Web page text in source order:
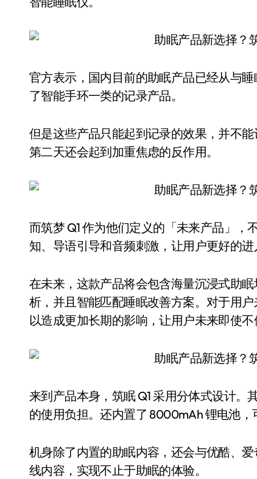
官方表示，国内目前的助眠产品已经从与
了智能手环一类的记录产品。
但是这些产品只能起到记录的效果，并不
第二天还会起到加重焦虑的反作用。
而筑梦 Q1 作为他们定义的「未来产品」
知、导语引导和音频刺激，让用户更好的进
在未来，这款产品将会包含海量沉浸式助
析，并且智能匹配睡眠改善方案。对于用
以造成更加长期的影响，让用户未来即使
来到产品本身，筑眠 Q1 采用分体式设计
的使用负担。还内置了 8000mAh 锂电池，
机身除了内置的助眠内容，还会与优酷、
线内容，实现不止于助眠的体验。